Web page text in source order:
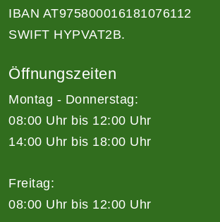
IBAN AT975800016181076112
SWIFT HYPVAT2B.
Öffnungszeiten
Montag - Donnerstag:
08:00 Uhr bis 12:00 Uhr
14:00 Uhr bis 18:00 Uhr
Freitag:
08:00 Uhr bis 12:00 Uhr